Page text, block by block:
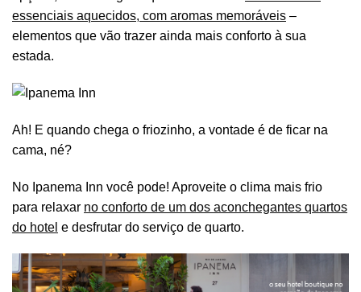
essenciais aquecidos, com aromas memoráveis –
elementos que vão trazer ainda mais conforto à sua
estada.
Ah! E quando chega o friozinho, a vontade é de ficar na
cama, né?
No Ipanema Inn você pode! Aproveite o clima mais frio
para relaxar no conforto de um dos aconchegantes quartos
do hotel e desfrutar do serviço de quarto.